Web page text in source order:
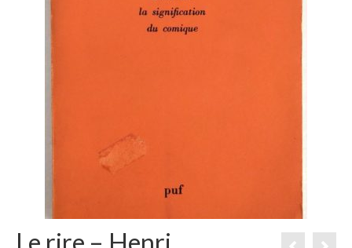
Le rire – Henri